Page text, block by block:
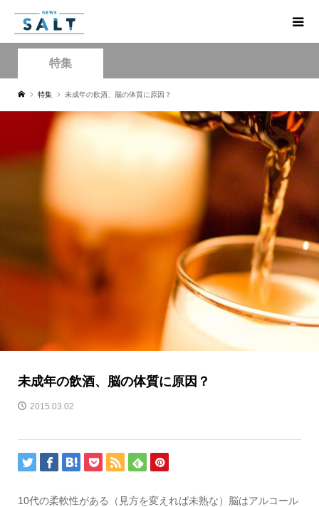
特集
特集 未成年の飲酒、脳の体質に原因？
未成年の飲酒、脳の体質に原因？
2015.03.02
10代の柔軟性がある（見方を変えれば未熟な）脳はアルコール